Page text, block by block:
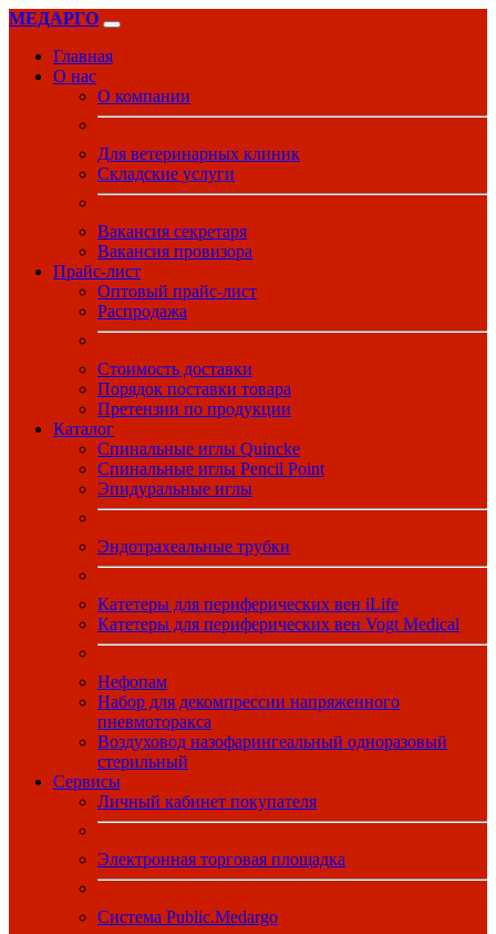
МЕДАРГО
Главная
О нас
О компании
Для ветеринарных клиник
Складские услуги
Вакансия секретаря
Вакансия провизора
Прайс-лист
Оптовый прайс-лист
Распродажа
Стоимость доставки
Порядок поставки товара
Претензии по продукции
Каталог
Спинальные иглы Quincke
Спинальные иглы Pencil Point
Эпидуральные иглы
Эндотрахеальные трубки
Катетеры для периферических вен iLife
Катетеры для периферических вен Vogt Medical
Нефопам
Набор для декомпрессии напряженного
пневмоторакса
Воздуховод назофарингеальный одноразовый
стерильный
Сервисы
Личный кабинет покупателя
Электронная торговая площадка
Система Public.Medargo